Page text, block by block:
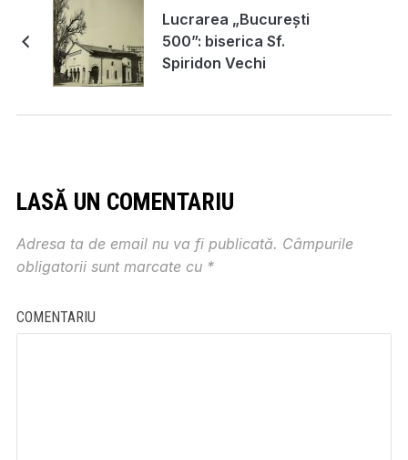
Lucrarea „București
500”: biserica Sf.
Spiridon Vechi
LASĂ UN COMENTARIU
Adresa ta de email nu va fi publicată. Câmpurile
obligatorii sunt marcate cu *
COMENTARIU